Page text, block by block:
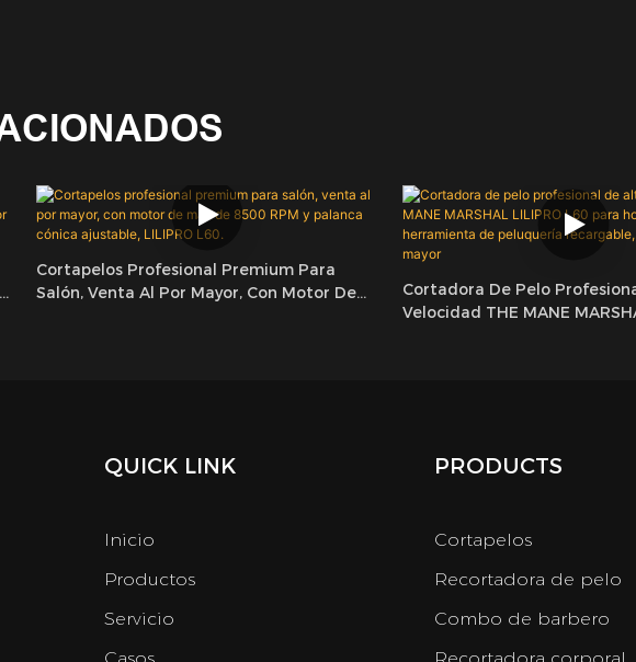
Cortapelos Profesional Premium Para
Salón, Venta Al Por Mayor, Con Motor De
Cortadora De Pelo
Velocidad THE MANE
QUICK LINK
Inicio
Productos
Servicio
PRODUCTS
Cortapelos
Recortadora de pelo
Combo de barbero